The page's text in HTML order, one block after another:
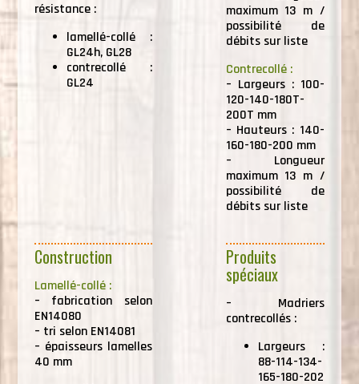
résistance :
lamellé-collé :
GL24h, GL28
contrecollé :
GL24
maximum 13 m /
possibilité de
débits sur liste
Contrecollé :
– Largeurs : 100-
120-140-180T-
200T mm
– Hauteurs : 140-
160-180-200 mm
– Longueur
maximum 13 m /
possibilité de
débits sur liste
Construction
Lamellé-collé :
– fabrication selon
EN14080
– tri selon EN14081
– épaisseurs lamelles
40 mm
Produits
spéciaux
– Madriers
contrecollés :
Largeurs :
88-114-134-
165-180-202